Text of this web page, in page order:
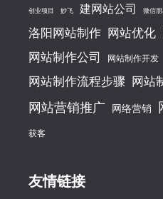
创业项目 妙飞 建网站公司 微信
洛阳网站制作 网站优化
网站制作公司
网站制作开发
网站制作流程步骤 网站
网站营销推广 网络营销
获客
友情链接